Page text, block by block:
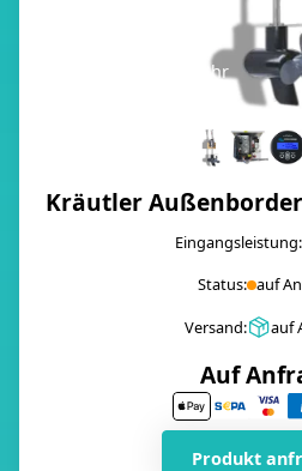
Mo-Fr: 10:00-18:00 Uhr
Kräutler
Eingangsleistung:
Status: auf
Versand:
auf
Auf
Produkt